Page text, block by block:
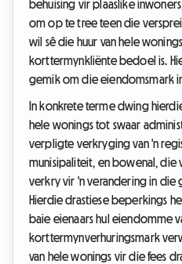
behuising vir plaaslike
om op te tree teen die
wil sê die huur van hele
korttermynkliënte bedoel is.
gemik om die eiendomsmark
In konkrete terme dwing
hele wonings tot swaar
verpligte verkryging van 'n
munisipaliteit, en bowenal,
verkry vir 'n verandering in die
Hierdie drastiese beperkings
baie eienaars hul eiendomme
korttermynverhuringsmark
van hele wonings vir die fees